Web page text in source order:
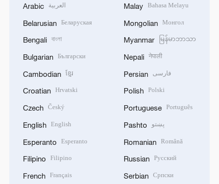
Arabic العربية
Belarusian Беларуская
Bengali বাংলা
Bulgarian Български
Cambodian ខ្មែរ
Croatian Hrvatski
Czech Český
English English
Esperanto Esperanto
Filipino Filipino
French Français
Malay Bahasa Melayu
Mongolian Монгол
Myanmar မြန်မာဘာသာ
Nepali नेपाली
Persian فارسی
Polish Polski
Portuguese Português
Pashto پښتو
Romanian Română
Russian Русский
Serbian Српски